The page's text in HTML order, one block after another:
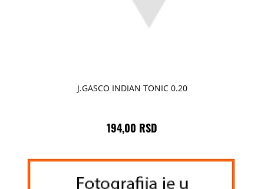
J.GASCO INDIAN TONIC 0.20
194,00 RSD